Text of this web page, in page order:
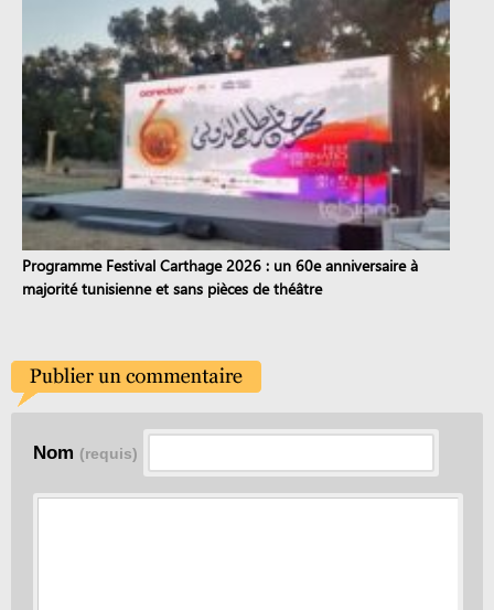
Programme Festival Carthage 2026 : un 60e anniversaire à
majorité tunisienne et sans pièces de théâtre
Nom (requis)